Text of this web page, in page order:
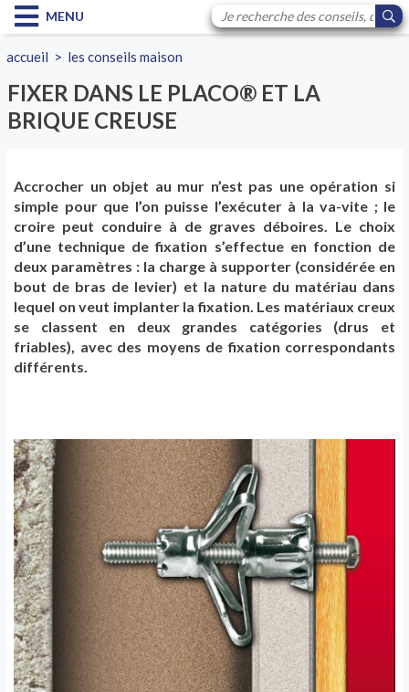
MENU
accueil > les conseils maison
FIXER DANS LE PLACO® ET LA
BRIQUE CREUSE
Accrocher un objet au mur n’est pas une opération si
simple pour que l’on puisse l’exécuter à la va-vite ; le
croire peut conduire à de graves déboires. Le choix
d’une technique de fixation s’effectue en fonction de
deux paramètres : la charge à supporter (considérée en
bout de bras de levier) et la nature du matériau dans
lequel on veut implanter la fixation. Les matériaux creux
se classent en deux grandes catégories (drus et
friables), avec des moyens de fixation correspondants
différents.